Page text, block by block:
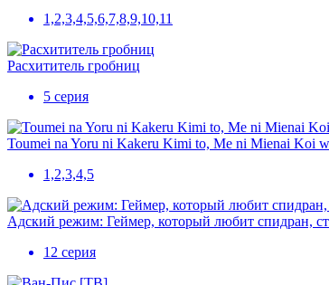
1,2,3,4,5,6,7,8,9,10,11
Расхититель гробниц
5 серия
Toumei na Yoru ni Kakeru Kimi to, Me ni Mienai Koi
1,2,3,4,5
Адский режим: Геймер, который любит спидран,
12 серия